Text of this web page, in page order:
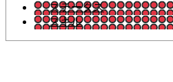
ステータス
スキル